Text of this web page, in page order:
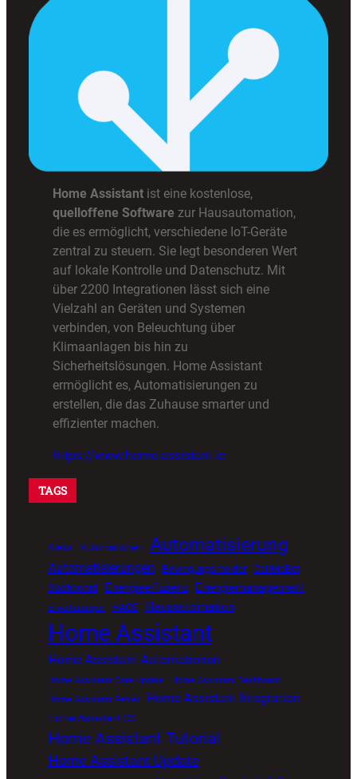
Home Assistant ist eine kostenlose,
quelloffene Software zur Hausautomation,
die es ermöglicht, verschiedene IoT-Geräte
zentral zu steuern. Sie legt besonderen Wert
auf lokale Kontrolle und Datenschutz. Mit
über 2200 Integrationen lässt sich eine
Vielzahl an Geräten und Systemen
verbinden, von Beleuchtung über
Klimaanlagen bis hin zu
Sicherheitslösungen. Home Assistant
ermöglicht es, Automatisierungen zu
erstellen, die das Zuhause smarter und
effizienter machen.
https://www.home-assistant.io
TAGS
Alexa Automationen Automatisierung
Automatisierungen Bewegungsmelder CallMeBot
Dashboard
Energieeffizienz Energiemanagement
Erweiterungen HACS Hausautomation
Home Assistant
Home Assistant Automationen
Home Assistant Core Update
Home Assistant Dashboard
Home Assistant Fehler
Home Assistant Integration
Home Assistant OS
Home Assistant Tutorial
Home Assistant Update